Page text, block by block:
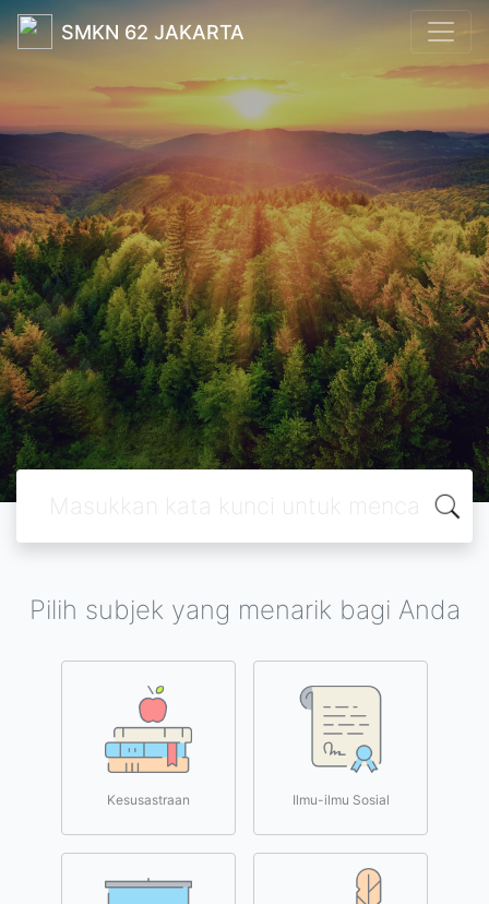
SMKN 62 JAKARTA
Pilih subjek yang menarik bagi Anda
Kesusastraan Ilmu-ilmu Sosial